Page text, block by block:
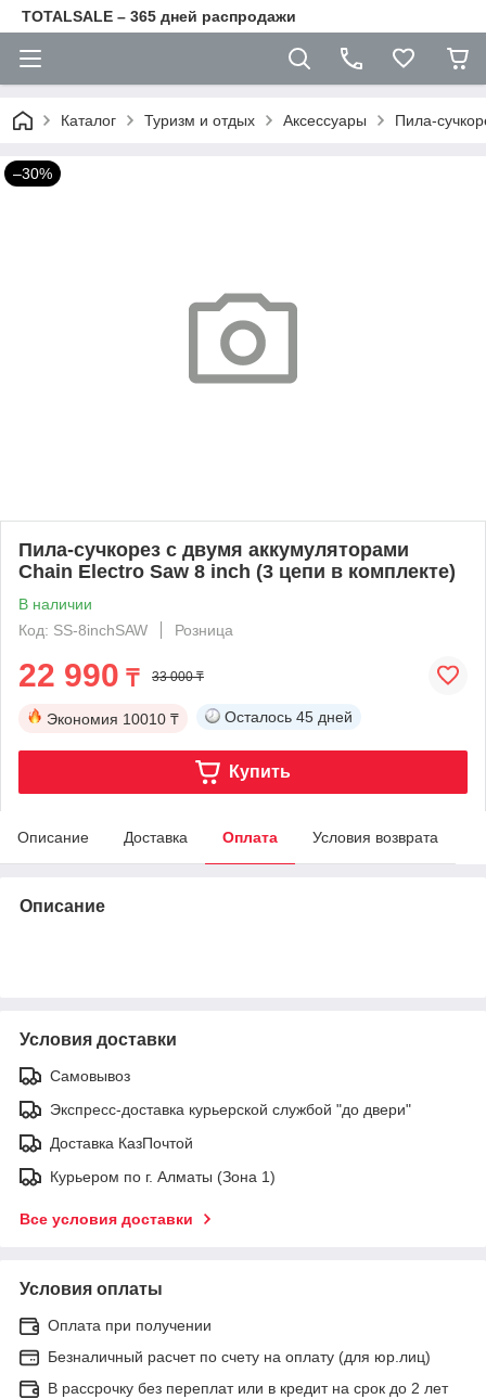
TOTALSALE – 365 дней распродажи
Каталог Туризм и отдых Аксессуары Пила-
–30%
Пила-сучкорез с двумя аккумуляторами
Chain Electro Saw 8 inch (3 цепи в комплекте)
В наличии
Код: SS-8inchSAW
Розница
22 990 ₸ 33 000 ₸
Экономия 10010 ₸ Осталось 45 дней
Купить
Описание Доставка Оплата Условия возврата
Описание
Условия доставки
Самовывоз
Экспресс-доставка курьерской службой "до двери"
Доставка КазПочтой
Курьером по г. Алматы (Зона 1)
Все условия доставки
Условия оплаты
Оплата при получении
Безналичный расчет по счету на оплату (для юр.лиц)
В рассрочку без переплат или в кредит на срок до 2 лет